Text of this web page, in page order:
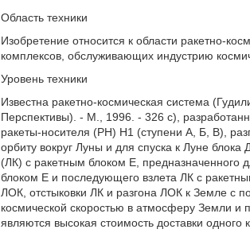
Область техники
Изобретение относится к области ракетно-
комплексов, обслуживающих индустрию
Уровень техники
Известна ракетно-космическая система
Перспективы). - М., 1996. - 326 с),
ракеты-носителя (РН) Н1 (ступени А, Б, В),
орбиту вокруг Луны и для спуска к Луне
(ЛК) с ракетным блоком Е, предназначенного
блоком Е и последующего взлета ЛК с
ЛОК, отстыковки ЛК и разгона ЛОК к Земле с
космической скоростью в атмосферу Земли и
являются высокая стоимость доставки